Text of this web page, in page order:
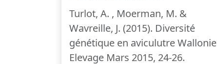
Turlot, A. , Moerman, M. &
Wavreille, J. (2015). Diversité
génétique en aviculutre Wallonie
Elevage Mars 2015, 24-26.